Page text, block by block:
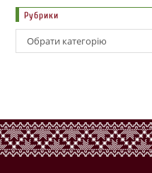
Рубрики
Обрати категорію